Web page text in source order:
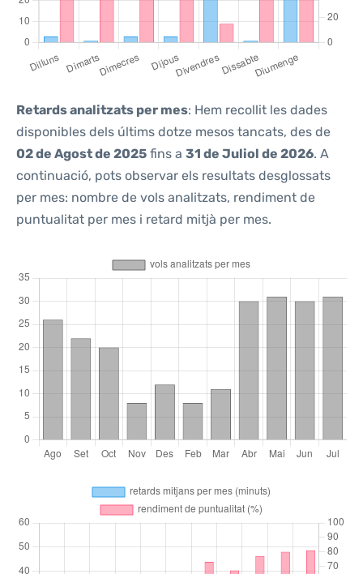
Retards analitzats per mes: Hem recollit les dades
disponibles dels últims dotze mesos tancats, des de
02 de Agost de 2025 fins a 31 de Juliol de 2026. A
continuació, pots observar els resultats desglossats
per mes: nombre de vols analitzats, rendiment de
puntualitat per mes i retard mitjà per mes.